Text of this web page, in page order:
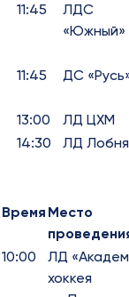
11:45
ЛДС
«Южный»
11:45 ДС
13:00
ЛД ЦХМ
14:30 ЛД Лобня
Время Место
10:00
ЛД
хоккея